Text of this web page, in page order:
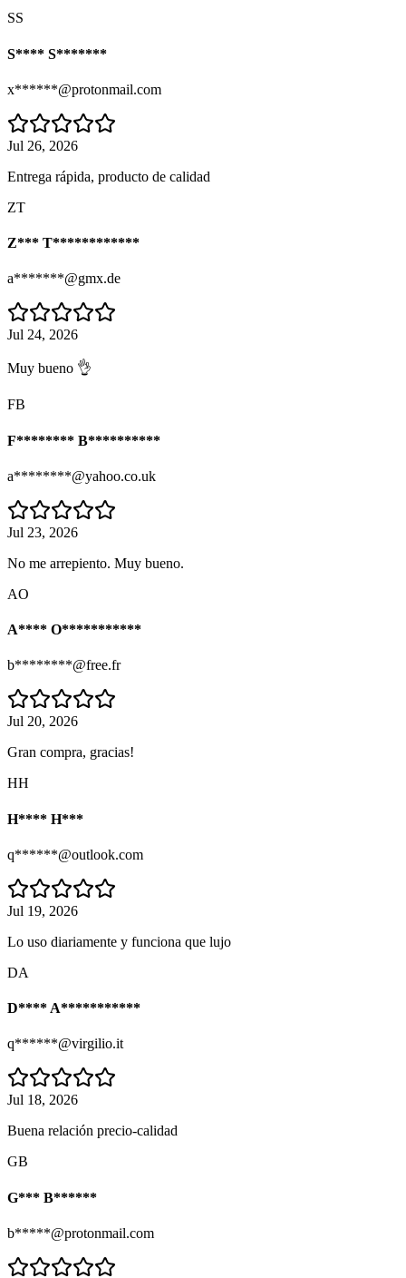
SS
S**** S*******
x******@protonmail.com
Jul 26, 2026
Entrega rápida, producto de calidad
ZT
Z*** T************
a*******@gmx.de
Jul 24, 2026
Muy bueno 👌
FB
F******** B**********
a********@yahoo.co.uk
Jul 23, 2026
No me arrepiento. Muy bueno.
AO
A**** O***********
b********@free.fr
Jul 20, 2026
Gran compra, gracias!
HH
H**** H***
q******@outlook.com
Jul 19, 2026
Lo uso diariamente y funciona que lujo
DA
D**** A***********
q******@virgilio.it
Jul 18, 2026
Buena relación precio-calidad
GB
G*** B******
b*****@protonmail.com